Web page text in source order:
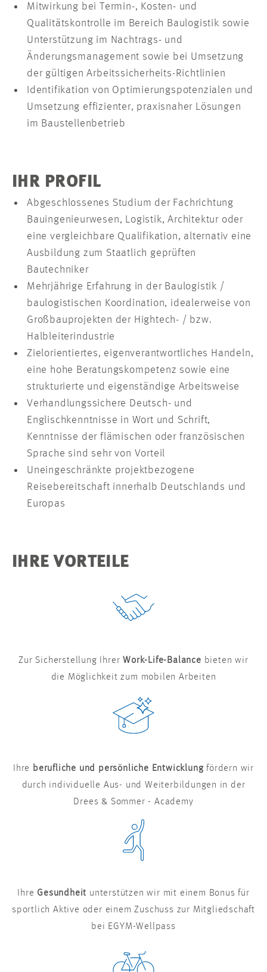
Mitwirkung bei Termin-, Kosten- und
Qualitätskontrolle im Bereich Baulogistik sowie
Unterstützung im Nachtrags- und
Änderungsmanagement sowie bei Umsetzung
der gültigen Arbeitssicherheits-Richtlinien
Identifikation von Optimierungspotenzialen und
Umsetzung effizienter, praxisnaher Lösungen
im Baustellenbetrieb
IHR PROFIL
Abgeschlossenes Studium der Fachrichtung
Bauingenieurwesen, Logistik, Architektur oder
eine vergleichbare Qualifikation, alternativ eine
Ausbildung zum Staatlich geprüften
Bautechniker
Mehrjährige Erfahrung in der Baulogistik /
baulogistischen Koordination, idealerweise von
Großbauprojekten der Hightech- / bzw.
Halbleiterindustrie
Zielorientiertes, eigenverantwortliches Handeln,
eine hohe Beratungskompetenz sowie eine
strukturierte und eigenständige Arbeitsweise
Verhandlungssichere Deutsch- und
Englischkenntnisse in Wort und Schrift,
Kenntnisse der flämischen oder französischen
Sprache sind sehr von Vorteil
Uneingeschränkte projektbezogene
Reisebereitschaft innerhalb Deutschlands und
Europas
IHRE VORTEILE
Zur Sicherstellung IhrerWork-Life-Balance bieten wir
die Möglichkeit zum mobilen Arbeiten
Ihre berufliche und persönliche Entwicklungfördern wir
durch individuelle Aus- und Weiterbildungen in der
Drees & Sommer - Academy
Ihre Gesundheit unterstützen wir mit einem Bonus für
sportlich Aktive oder einem Zuschuss zur Mitgliedschaft
bei EGYM-Wellpass